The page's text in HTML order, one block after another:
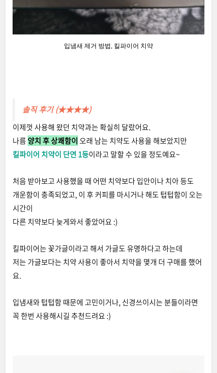
입냄새 제거 방법, 킬파이어 치약
솔직 후기 (★★★★)
이제껏 사용해 왔던 치약과는 확실히 달랐어요.
나름 양치 후 상쾌함이오래 남는 치약도 사용을 해보았지만
킬파이어 치약이 단연 1등이라고 말할 수 있을 정도예요~
처음 받아보고 사용했을 때 어떤 치약보다 입안이나 치아 등도
개운함이 충족되었고, 이 후 커피를 마시거나 해도 텁텁함이 오는
시간이
다른 치약보다 늦게와서 좋았어요 :)
킬파이어는 꽃가글이라고 해서 가글도 유명하다고 하는데
저는 가글보다는 치약 사용이 좋아서 치약을 몇개 더 구매를 했어
요.
입냄새와 텁텁함 때문에 고민이거나, 신경쓰이시는 분들이라면
꼭 한번 사용해시길 추천드려요 :)